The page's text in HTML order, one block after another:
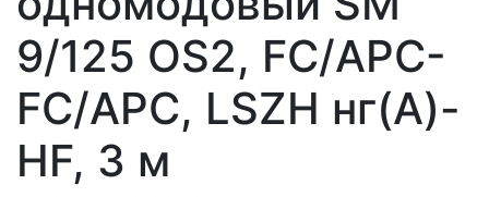
9/125 OS2, FC/APC-
FC/APC, LSZH нг(A)-
HF, 3 м